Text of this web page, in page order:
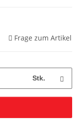
Frage zum Artikel
Stk.